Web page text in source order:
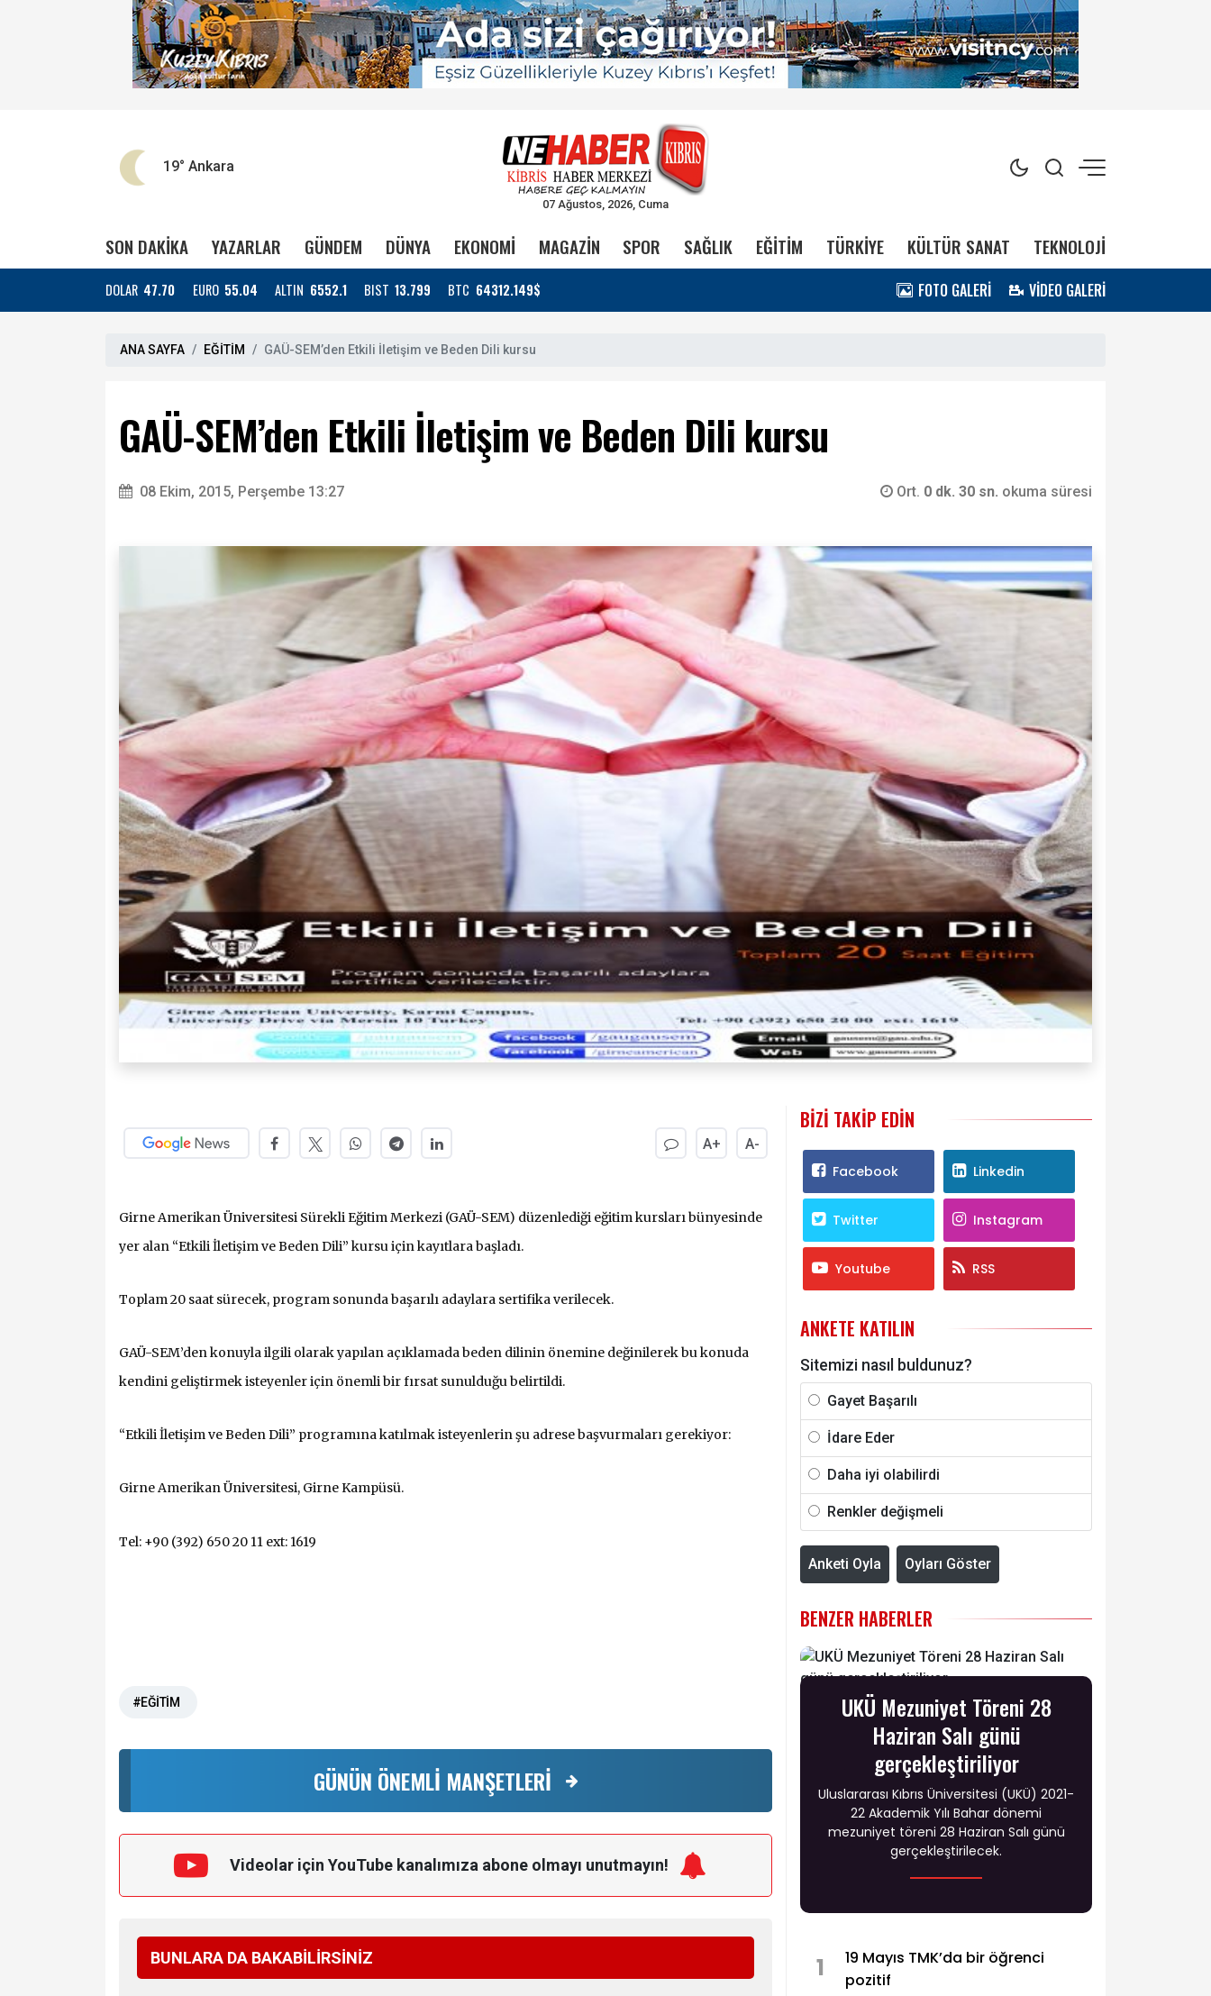
19° Ankara
07 Ağustos, 2026, Cuma
SON DAKİKA YAZARLAR GÜNDEM DÜNYA EKONOMİ MAGAZİN SPOR SAĞLIK EĞİTİM TÜRKİYE KÜLTÜR SANAT TEKNOLOJİ
DOLAR 47.70 EURO 55.04 ALTIN 6552.1 BIST 13.799 BTC 64312.149$ FOTO GALERİ VİDEO GALERİ
ANA SAYFA EĞİTİM GAÜ-SEM’den Etkili İletişim ve Beden Dili kursu
GAÜ-SEM’den Etkili İletişim ve Beden Dili kursu
08 Ekim, 2015, Perşembe 13:27 Ort. 0 dk. 30 sn. okuma süresi
A+ A-
Girne Amerikan Üniversitesi Sürekli Eğitim Merkezi (GAÜ-SEM) düzenlediği eğitim kursları bünyesinde
yer alan “Etkili İletişim ve Beden Dili” kursu için kayıtlara başladı.
Toplam 20 saat sürecek, program sonunda başarılı adaylara sertifika verilecek.
GAÜ-SEM’den konuyla ilgili olarak yapılan açıklamada beden dilinin önemine değinilerek bu konuda
kendini geliştirmek isteyenler için önemli bir fırsat sunulduğu belirtildi.
“Etkili İletişim ve Beden Dili” programına katılmak isteyenlerin şu adrese başvurmaları gerekiyor:
Girne Amerikan Üniversitesi, Girne Kampüsü.
Tel: +90 (392) 650 20 11 ext: 1619
#EĞİTİM
GÜNÜN ÖNEMLİ MANŞETLERİ
Videolar için YouTube kanalımıza abone olmayı unutmayın!
BUNLARA DA BAKABİLİRSİNİZ
BIZI TAKIP EDIN
Facebook Linkedin
Twitter Instagram
Youtube RSS
ANKETE KATILIN
Sitemizi nasıl buldunuz?
Gayet Başarılı
İdare Eder
Daha iyi olabilirdi
Renkler değişmeli
Anketi Oyla Oyları Göster
BENZER HABERLER
UKÜ Mezuniyet Töreni 28
Haziran Salı günü
gerçekleştiriliyor
Uluslararası Kıbrıs Üniversitesi (UKÜ) 2021-
22 Akademik Yılı Bahar dönemi
mezuniyet töreni 28 Haziran Salı günü
gerçekleştirilecek.
1
19 Mayıs TMK’da bir öğrenci
pozitif